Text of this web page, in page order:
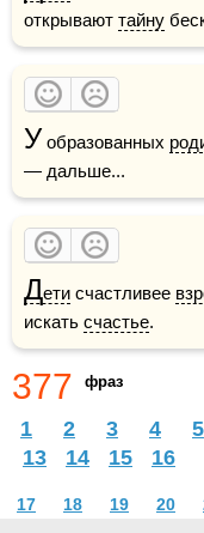
открывают тайну
У образованных
— дальше...
Дети счастливее
искать счастье.
377 фраз
1 2 3 4 5
13
14 15 16
17 18 19 20